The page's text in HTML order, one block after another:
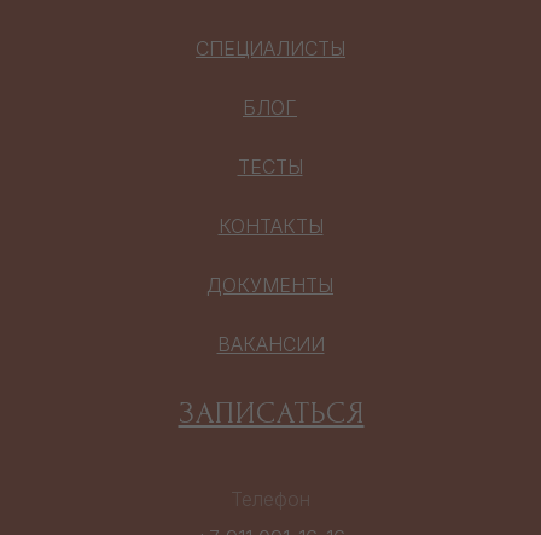
Телефон
СПЕЦИАЛИСТЫ
БЛОГ
ДОКУМЕНТЫ
ВАКАНСИИ
ТЕСТЫ
КОНТАКТЫ
ЗАПИСАТЬСЯ